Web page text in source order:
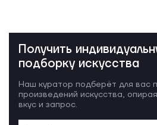
Получить
подборку искусства
Наш куратор подберёт для вас
произведений искусства,
вкус и запрос.